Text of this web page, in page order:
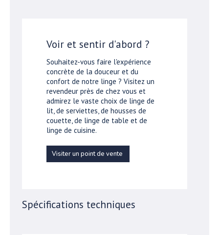
Voir et sentir d'abord ?
Souhaitez-vous faire l'expérience
concrète de la douceur et du
confort de notre linge ? Visitez un
revendeur près de chez vous et
admirez le vaste choix de linge de
lit, de serviettes, de housses de
couette, de linge de table et de
linge de cuisine.
Visiter un point de vente
Spécifications techniques